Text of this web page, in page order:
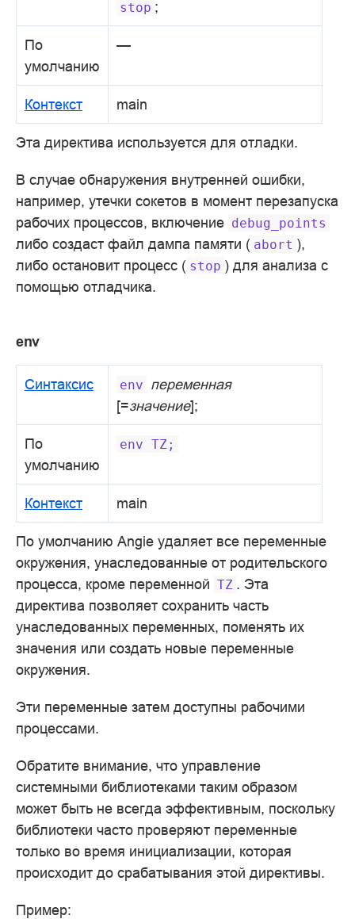
stop ;
По
умолчанию
—
Контекст main
Эта директива используется для отладки.
В случае обнаружения внутренней ошибки,
например, утечки сокетов в момент перезапуска
рабочих процессов, включение debug_points
либо создаст файл дампа памяти ( abort ),
либо остановит процесс ( stop ) для анализа с
помощью отладчика.
env
Синтаксис env переменная
[=значение];
По
умолчанию
env TZ;
Контекст main
По умолчанию Angie удаляет все переменные
окружения, унаследованные от родительского
процесса, кроме переменной TZ . Эта
директива позволяет сохранить часть
унаследованных переменных, поменять их
значения или создать новые переменные
окружения.
Эти переменные затем доступны рабочими
процессами.
Обратите внимание, что управление
системными библиотеками таким образом
может быть не всегда эффективным, поскольку
библиотеки часто проверяют переменные
только во время инициализации, которая
происходит до срабатывания этой директивы.
Пример: